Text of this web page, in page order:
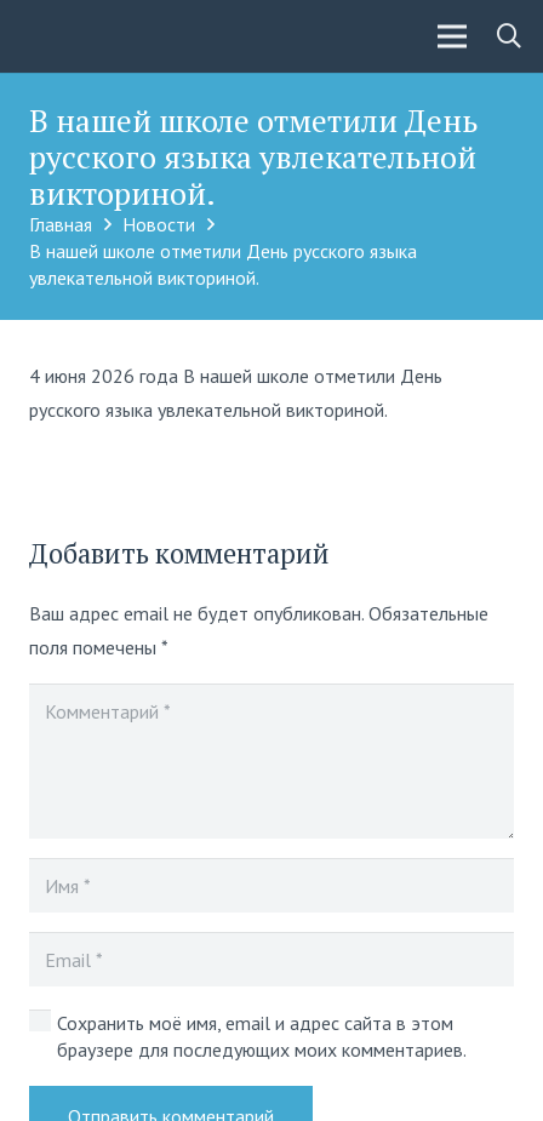
В нашей школе отметили День
русского языка увлекательной
викториной.
Главная
Новости
В нашей школе отметили День русского языка
увлекательной викториной.
4 июня 2026 года В нашей школе отметили День
русского языка увлекательной викториной.
Добавить комментарий
Ваш адрес email не будет опубликован. Обязательные
поля помечены *
Сохранить моё имя, email и адрес сайта в этом
браузере для последующих моих комментариев.